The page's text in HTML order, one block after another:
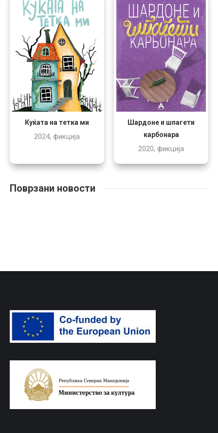
Куќата на тетка ми
2024, фикција
Шардоне и шпагети
карбонара
2020, фикција
Поврзани новости